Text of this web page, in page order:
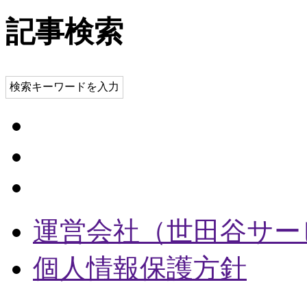
記事検索
検索キーワードを入力
運営会社（世田谷サ
個人情報保護方針